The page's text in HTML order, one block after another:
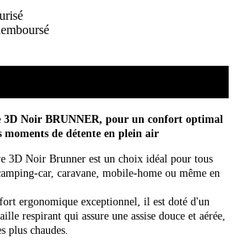
3D Noir BRUNNER, pour un confort optimal
de détente en plein air
3D Noir Brunner est un choix idéal pour tous
car, caravane, mobile-home ou même en
ergonomique exceptionnel, il est doté d'un
respirant qui assure une assise douce et aérée,
plus chaudes.